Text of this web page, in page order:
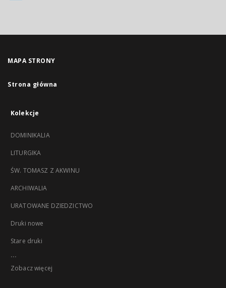
MAPA STRONY
Strona główna
Kolekcje
DOMINIKALIA
LITURGIKA
ŚW. TOMASZ Z AKWINU
ARCHIWALIA
URATOWANE DZIEDZICTWO
Druki nowe
Stare druki
...
Zobacz więcej